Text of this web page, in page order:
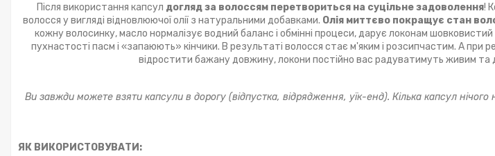
Після використання капсул догляд за волоссям перетвориться на суцільне задоволення!
волосся у вигляді відновлюючої олії з натуральними добавками. Олія миттєво покращує стан
кожну волосинку, масло нормалізує водний баланс і обмінні процеси, дарує локонам шовковистий
пухнастості пасм і «запаюють» кінчики. В результаті волосся стає м'яким і розсипчастим. А при
відростити бажану довжину, локони постійно вас радуватимуть живим та
Ви завжди можете взяти капсули в дорогу (відпустка, відрядження, уїк-енд). Кілька капсул
ЯК ВИКОРИСТОВУВАТИ: